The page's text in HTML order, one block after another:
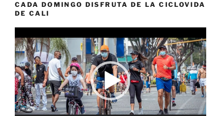
CADA DOMINGO DISFRUTA DE LA CICLOVIDA
DE CALI
de
vídeo